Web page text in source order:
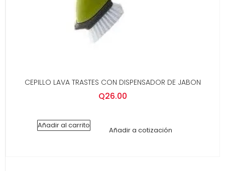
CEPILLO LAVA TRASTES CON DISPENSADOR DE JABON
Q26.00
Añadir al carrito
Añadir a cotización